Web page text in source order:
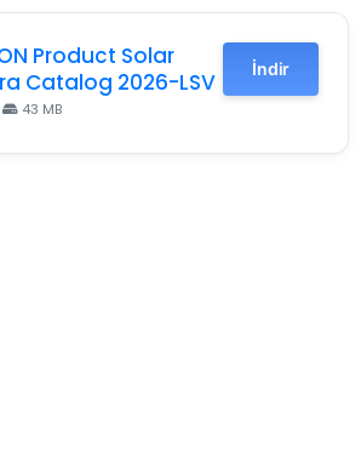
Product Solar
Catalog 2026-LSV
43 MB
İndir